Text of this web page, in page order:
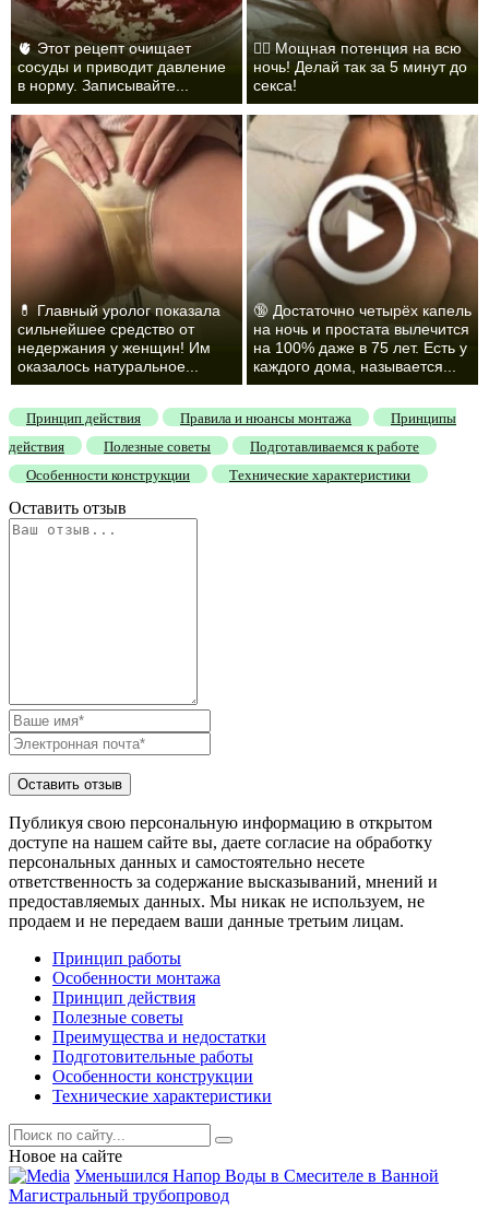
🫀 Этот рецепт очищает
сосуды и приводит давление
в норму. Записывайте...
❤️‍🔥 Мощная потенция на всю
ночь! Делай так за 5 минут до
секса!
💊 Главный уролог показала
сильнейшее средство от
недержания у женщин! Им
оказалось натуральное...
🔞 Достаточно четырёх капель
на ночь и простата вылечится
на 100% даже в 75 лет. Есть у
каждого дома, называется...
Принцип действия Правила и нюансы монтажа
Принципы
действия
Полезные советы
Подготавливаемся к работе
Особенности конструкции
Технические характеристики
Оставить отзыв
Публикуя свою персональную информацию в открытом
доступе на нашем сайте вы, даете согласие на обработку
персональных данных и самостоятельно несете
ответственность за содержание высказываний, мнений и
предоставляемых данных. Мы никак не используем, не
продаем и не передаем ваши данные третьим лицам.
Принцип работы
Особенности монтажа
Принцип действия
Полезные советы
Преимущества и недостатки
Подготовительные работы
Особенности конструкции
Технические характеристики
Новое на сайте
Уменьшился Напор Воды в Смесителе в Ванной
Магистральный трубопровод